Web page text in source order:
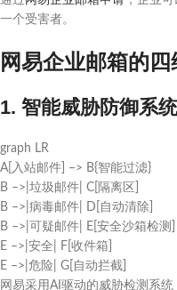
一个受害者。
网易企业邮箱的
1. 智能威胁防御系统
graph LR
A[入站邮件] –> B{智能过滤}
B –>|垃圾邮件| C[隔离区]
B –>|病毒邮件| D[自动清除]
B –>|可疑邮件| E[安全沙箱检测]
E –>|安全| F[收件箱]
E –>|危险| G[自动拦截]
网易采用AI驱动的威胁检测系统